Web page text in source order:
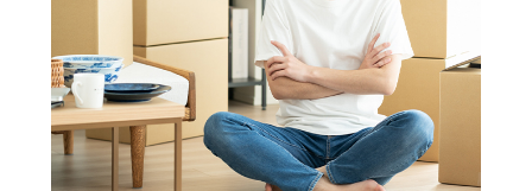
お見積り無料！
お気軽にお問い合わせください。